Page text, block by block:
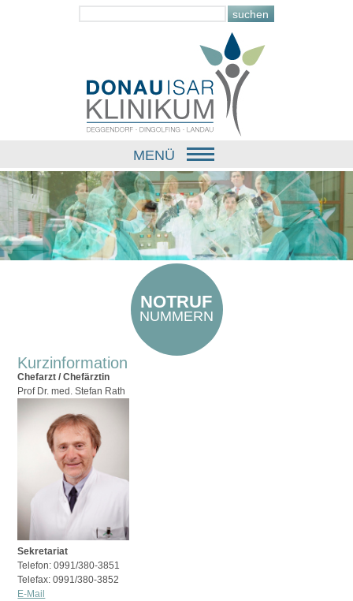
MENÜ
NOTRUF
NUMMERN
Kurzinformation
Chefarzt / Chefärztin
Prof Dr. med. Stefan Rath
Sekretariat
Telefon: 0991/380-3851
Telefax: 0991/380-3852
E-Mail